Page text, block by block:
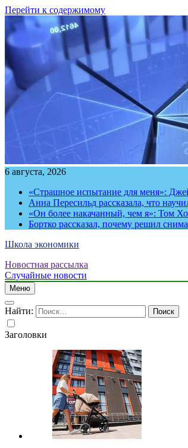
Перейти к содержимому
6 августа, 2026
«Страшное испытание для меня»:
Анна Пересильд рассказала, что
«Он более накачанный, чем я»: Том
Бортко рассказал, почему решил
Школа экономики
Новостная рассылка
Случайные новости
Меню
Найти:
Заголовки